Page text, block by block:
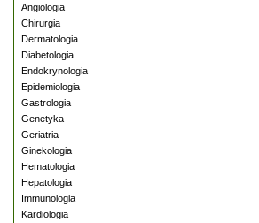
Angiologia
Chirurgia
Dermatologia
Diabetologia
Endokrynologia
Epidemiologia
Gastrologia
Genetyka
Geriatria
Ginekologia
Hematologia
Hepatologia
Immunologia
Kardiologia